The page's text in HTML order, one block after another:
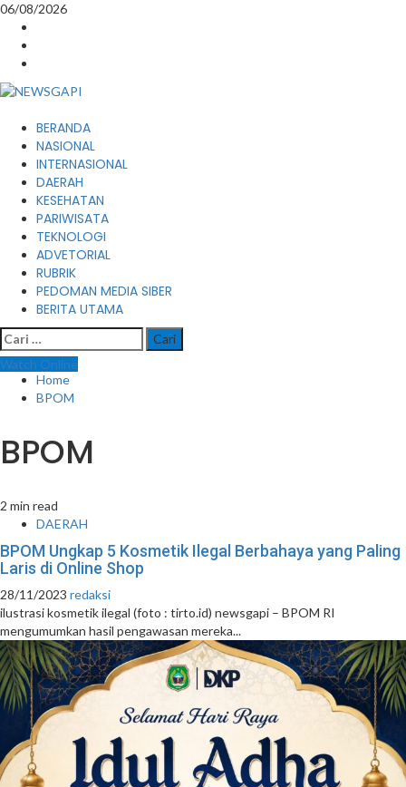
Skip
content
06/08/2026
Primary
Menu
BERANDA
NASIONAL
INTERNASIONAL
DAERAH
KESEHATAN
PARIWISATA
TEKNOLOGI
ADVETORIAL
RUBRIK
PEDOMAN MEDIA SIBER
BERITA UTAMA
Cari
untuk:
Watch Online
Home
BPOM
BPOM
2 min read
DAERAH
BPOM Ungkap 5 Kosmetik Ilegal Berbahaya yang Paling
Laris di Online Shop
28/11/2023 redaksi
ilustrasi kosmetik ilegal (foto : tirto.id) newsgapi – BPOM RI
mengumumkan hasil pengawasan mereka...